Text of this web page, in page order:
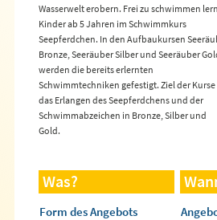
Wasserwelt erobern. Frei zu schwimmen
Kinder ab 5 Jahren im Schwimmkurs
Seepferdchen. In den Aufbaukursen
Bronze, Seeräuber Silber und Seeräuber
werden die bereits erlernten
Schwimmtechniken gefestigt. Ziel der Kurse
das Erlangen des Seepferdchens und der
Schwimmabzeichen in Bronze, Silber und
Gold.
Was?
Form des Angebots